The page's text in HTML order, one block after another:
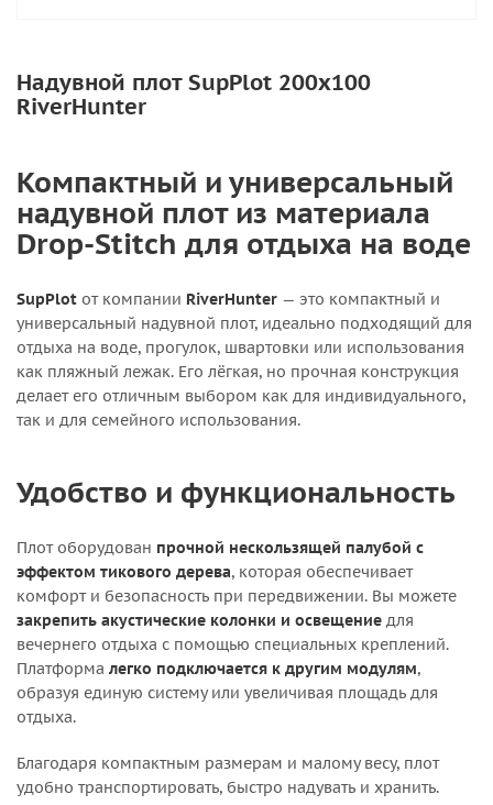
Надувной плот SupPlot 200х100
RiverHunter
Компактный и универсальный
надувной плот из материала
Drop-Stitch для отдыха на воде
SupPlot от компании RiverHunter — это компактный и
универсальный надувной плот, идеально подходящий для
отдыха на воде, прогулок, швартовки или использования
как пляжный лежак. Его лёгкая, но прочная конструкция
делает его отличным выбором как для индивидуального,
так и для семейного использования.
Удобство и функциональность
Плот оборудован прочной нескользящей палубой с
эффектом тикового дерева, которая обеспечивает
комфорт и безопасность при передвижении. Вы можете
закрепить акустические колонки и освещение для
вечернего отдыха с помощью специальных креплений.
Платформа легко подключается к другим модулям,
образуя единую систему или увеличивая площадь для
отдыха.
Благодаря компактным размерам и малому весу, плот
удобно транспортировать, быстро надувать и хранить.